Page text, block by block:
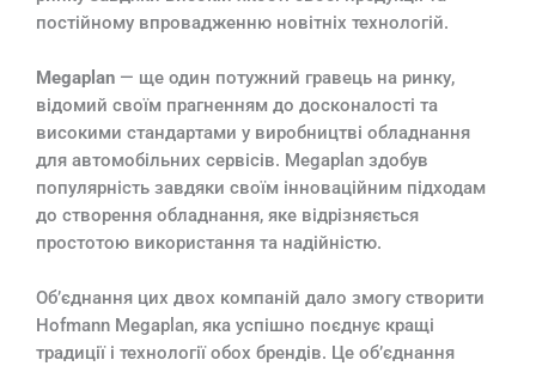
постійному впровадженню новітніх технологій.
Megaplan — ще один потужний гравець на ринку,
відомий своїм прагненням до досконалості та
високими стандартами у виробництві обладнання
для автомобільних сервісів. Megaplan здобув
популярність завдяки своїм інноваційним підходам
до створення обладнання, яке відрізняється
простотою використання та надійністю.
Об’єднання цих двох компаній дало змогу створити
Hofmann Megaplan, яка успішно поєднує кращі
традиції і технології обох брендів. Це об’єднання